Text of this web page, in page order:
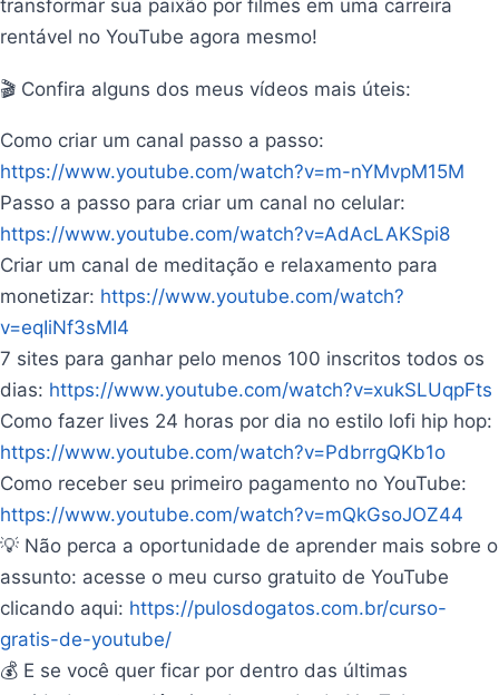
transformar sua paixão por filmes em uma carreira
rentável no YouTube agora mesmo!
🎬 Confira alguns dos meus vídeos mais úteis:
Como criar um canal passo a passo:
https://www.youtube.com/watch?v=m-nYMvpM15M
Passo a passo para criar um canal no celular:
https://www.youtube.com/watch?v=AdAcLAKSpi8
Criar um canal de meditação e relaxamento para
monetizar: https://www.youtube.com/watch?
v=eqIiNf3sMI4
7 sites para ganhar pelo menos 100 inscritos todos os
dias: https://www.youtube.com/watch?v=xukSLUqpFts
Como fazer lives 24 horas por dia no estilo lofi hip hop:
https://www.youtube.com/watch?v=PdbrrgQKb1o
Como receber seu primeiro pagamento no YouTube:
https://www.youtube.com/watch?v=mQkGsoJOZ44
💡 Não perca a oportunidade de aprender mais sobre o
assunto: acesse o meu curso gratuito de YouTube
clicando aqui: https://pulosdogatos.com.br/curso-
gratis-de-youtube/
💰 E se você quer ficar por dentro das últimas